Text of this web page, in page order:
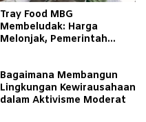
Tray Food MBG
Membeludak: Harga
Melonjak, Pemerintah
Bagaimana Membangun
Lingkungan Kewirausahaan
dalam Aktivisme Moderat